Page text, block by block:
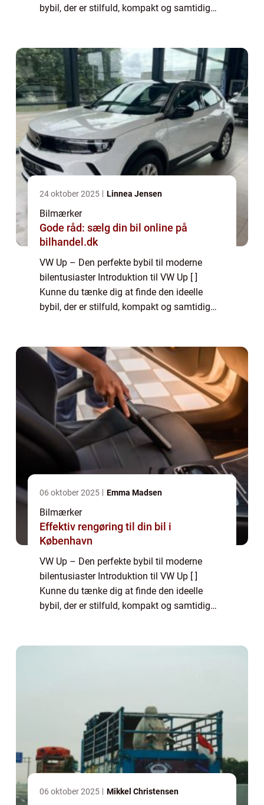
bybil, der er stilfuld, kompakt og samtidig
24 oktober 2025 Linnea Jensen
Bilmærker
Gode råd: sælg din bil online på
bilhandel.dk
VW Up – Den perfekte bybil til moderne
bilentusiaster Introduktion til VW Up [ ]
Kunne du tænke dig at finde den ideelle
bybil, der er stilfuld, kompakt og samtidig
06 oktober 2025 Emma Madsen
Bilmærker
Effektiv rengøring til din bil i
København
VW Up – Den perfekte bybil til moderne
bilentusiaster Introduktion til VW Up [ ]
Kunne du tænke dig at finde den ideelle
bybil, der er stilfuld, kompakt og samtidig
06 oktober 2025 Mikkel Christensen